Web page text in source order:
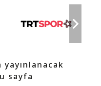
yayınlanacak
sayfa